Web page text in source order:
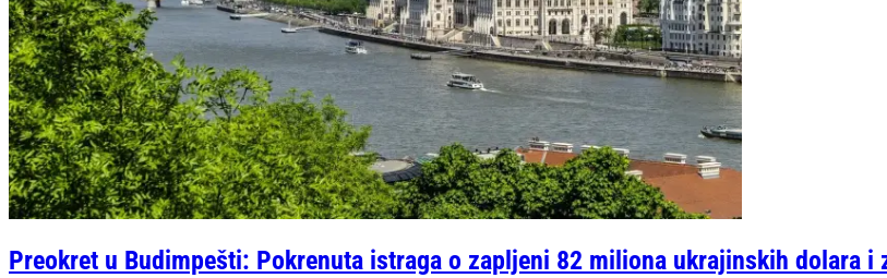
Preokret u Budimpešti: Pokrenuta istraga o zapljeni 82 miliona ukrajinskih dolara i